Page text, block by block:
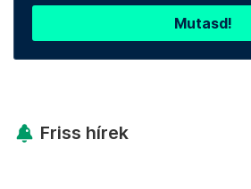
Mutasd!
Friss hírek